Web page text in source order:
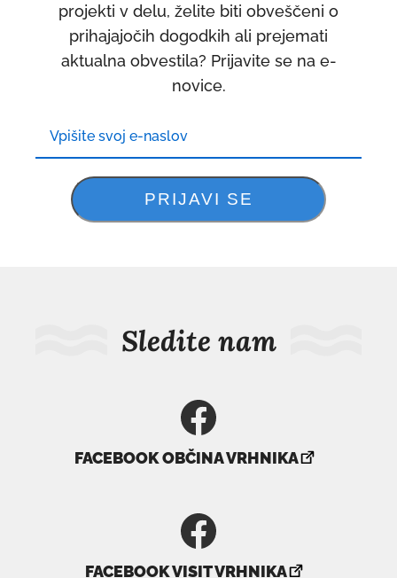
projekti v delu, želite biti obveščeni o
prihajajočih dogodkih ali prejemati
aktualna obvestila? Prijavite se na e-
novice.
Sledite nam
FACEBOOK OBČINA VRHNIKA
v
novem
oknu
FACEBOOK VISIT VRHNIKA